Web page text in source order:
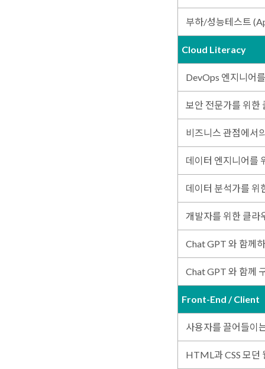
부하/성능테스트
Cloud Literacy
DevOps 엔지니어
보안 전문가를 위한
비즈니스 관점에서
데이터 엔지니어를
데이터 분석가를 위
개발자를 위한 클라
Chat GPT 와 함께
Chat GPT 와 함께
Front-End / Client
사용자를 끌어들이
HTML과 CSS 모던